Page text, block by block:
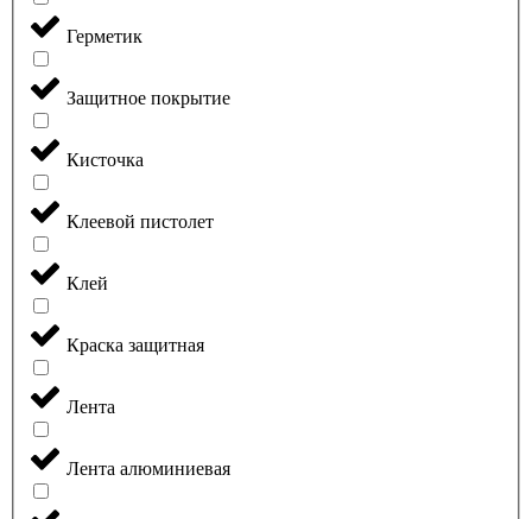
Герметик
Защитное покрытие
Кисточка
Клеевой пистолет
Клей
Краска защитная
Лента
Лента алюминиевая